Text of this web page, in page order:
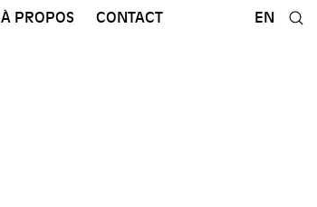
À PROPOS CONTACT EN